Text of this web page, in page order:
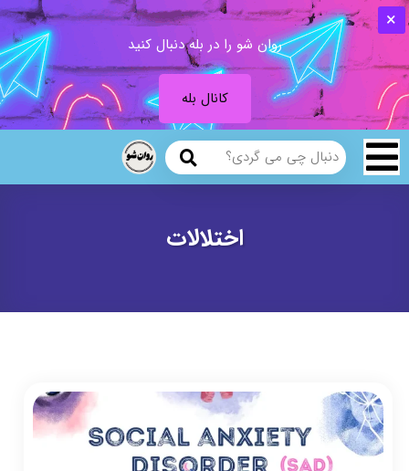
روان شو را در بله دنبال کنید
کانال بله
اختلالات